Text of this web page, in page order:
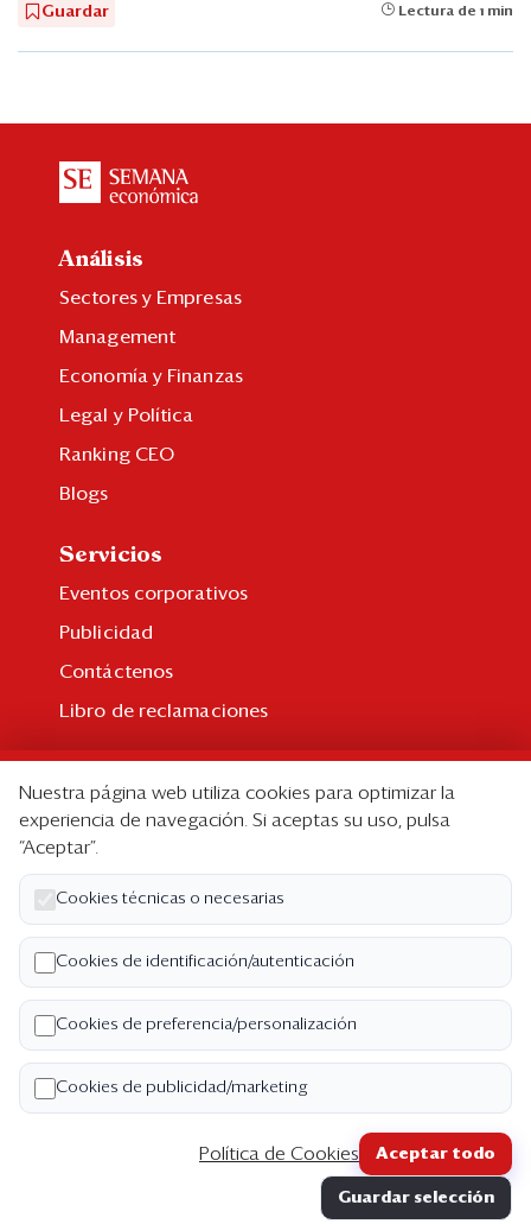
Guardar Lectura de 1 min
Análisis
Sectores y Empresas
Management
Economía y Finanzas
Legal y Política
Ranking CEO
Blogs
Servicios
Eventos corporativos
Publicidad
Contáctenos
Libro de reclamaciones
Suscripción individual
Paquetes corporativos
Edición Impresa
Nosotros
Quiénes somos
Código de ética
Términos y Condiciones
Copyright ©2026 Semana Económica. Todos los
Nuestra página web utiliza cookies para optimizar la
experiencia de navegación. Si aceptas su uso, pulsa
“Aceptar”.
Cookies técnicas o necesarias
Cookies de identificación/autenticación
Cookies de preferencia/personalización
Cookies de publicidad/marketing
Política de Cookies Aceptar todo
Guardar selección